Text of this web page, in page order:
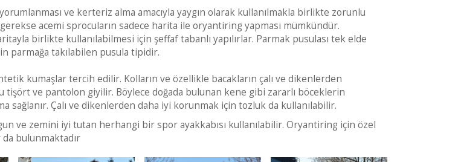
ve kerteriz alma amacıyla yaygın olarak kullanılmakla birlikte zorunlu
acemi sprocuların sadece harita ile oryantiring yapması mümkündür.
birlikte kullanılabilmesi için şeffaf tabanlı yapılırlar. Parmak pusulası tek elde
parmağa takılabilen pusula tipidir.
kumaşlar tercih edilir. Kolların ve özellikle bacakların çalı ve dikenlerden
tişört ve pantolon giyilir. Böylece doğada bulunan kene gibi zararlı böceklerin
sağlanır. Çalı ve dikenlerden daha iyi korunmak için tozluk da kullanılabilir.
ve zemini iyi tutan herhangi bir spor ayakkabısı kullanılabilir. Oryantiring için özel
bulunmaktadır